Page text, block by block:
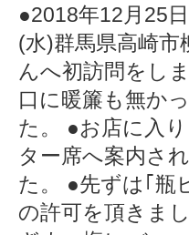
●2018年12月25
(水)群馬県高崎
んへ初訪問をし
口に暖簾も無か
た。 ●お店に入
ター席へ案内さ
た。 ●先ずは｢瓶
の許可を頂きま